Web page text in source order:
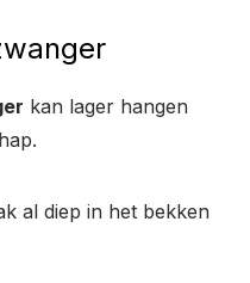
kan lager hangen
al diep in het bekken